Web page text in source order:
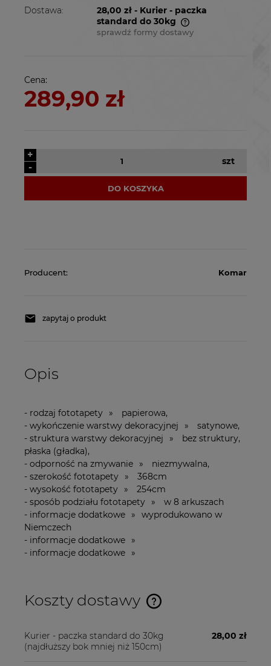
Dostawa:
28,00 zł - Kurier - paczka
standard do 30kg
Cena nie zawiera ewentualnych kosztów
sprawdź formy dostawy
Cena:
289,90 zł
-
+
szt
DO KOSZYKA
Producent: Komar
zapytaj o produkt
Opis
- rodzaj fototapety » papierowa,
- wykończenie warstwy dekoracyjnej » satynowe,
- struktura warstwy dekoracyjnej » bez struktury,
płaska (gładka),
- odporność na zmywanie » niezmywalna,
- szerokość fototapety » 368cm
- wysokość fototapety » 254cm
- sposób podziału fototapety » w 8 arkuszach
- informacje dodatkowe » wyprodukowano w
Niemczech
- informacje dodatkowe »
- informacje dodatkowe »
Koszty dostawy
Cena nie zawiera ewentualnych kosztów płatności
Kurier - paczka standard do 30kg
(najdłuższy bok mniej niż 150cm)
28,00 zł